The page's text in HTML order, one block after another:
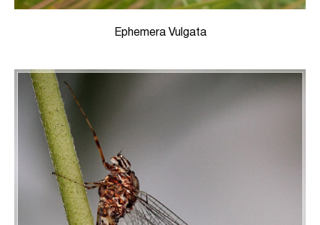
Ephemera Vulgata